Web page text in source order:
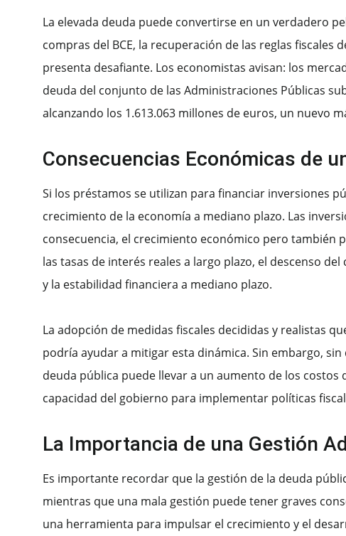
La elevada deuda puede convertirse en un verdadero
compras del BCE, la recuperación de las reglas
presenta desafiante. Los economistas avisan: los
deuda del conjunto de las Administraciones Públicas
alcanzando los 1.613.063 millones de euros, un nuevo
Consecuencias Económicas de
Si los préstamos se utilizan para financiar inversiones
crecimiento de la economía a mediano plazo. Las
consecuencia, el crecimiento económico pero también
las tasas de interés reales a largo plazo, el descenso
y la estabilidad financiera a mediano plazo.
La adopción de medidas fiscales decididas y realistas
podría ayudar a mitigar esta dinámica. Sin embargo,
deuda pública puede llevar a un aumento de los
capacidad del gobierno para implementar políticas
La Importancia de una Gestión
Es importante recordar que la gestión de la deuda
mientras que una mala gestión puede tener graves
una herramienta para impulsar el crecimiento y el